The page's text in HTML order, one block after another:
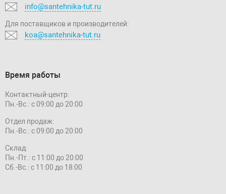
info@santehnika-tut.ru
Для поставщиков и производителей:
koa@santehnika-tut.ru
Время работы
Контактный-центр:
Пн.-Вс.: с 09:00 до 20:00
Отдел продаж:
Пн.-Вс.: с 09:00 до 20:00
Склад:
Пн.-Пт.: с 11:00 до 20:00
Сб.-Вс.: с 11:00 до 18:00